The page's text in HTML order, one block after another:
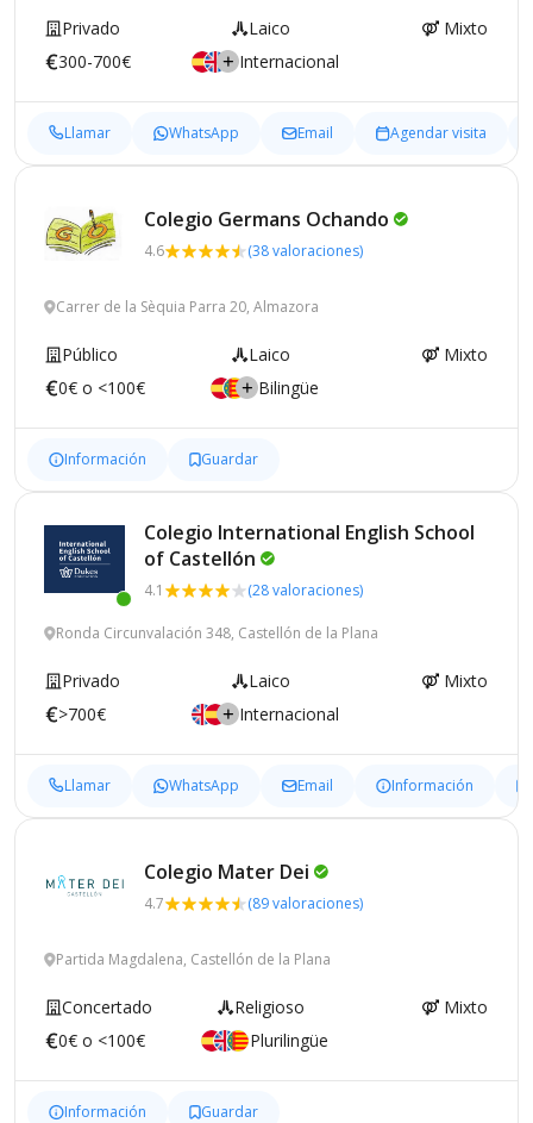
Privado Laico
Mixto
300-700€
Internacional
Llamar WhatsApp Email Agendar visita
Colegio Germans Ochando
4.6 (38 valoraciones)
Carrer de la Sèquia Parra 20, Almazora
Público Laico
Mixto
0€ o <100€
Bilingüe
Información Guardar
Colegio International English School
of Castellón
4.1 (28 valoraciones)
Ronda Circunvalación 348, Castellón de la Plana
Privado Laico
Mixto
>700€
Internacional
Llamar WhatsApp Email Información
Colegio Mater Dei
4.7 (89 valoraciones)
Partida Magdalena, Castellón de la Plana
Concertado Religioso
Mixto
0€ o <100€
Plurilingüe
Información Guardar